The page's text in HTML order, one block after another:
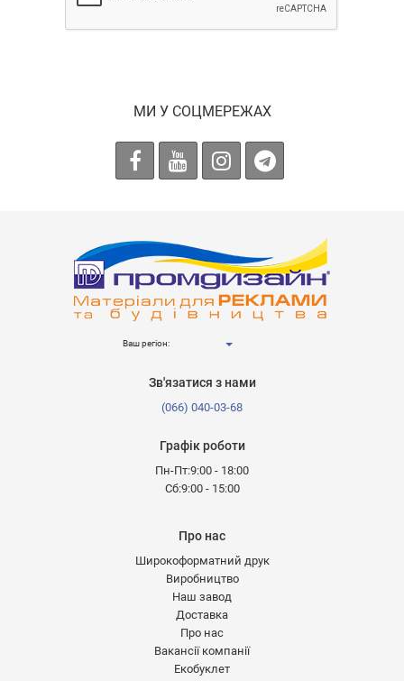
МИ У СОЦМЕРЕЖАХ
Ваш регіон:
Зв'язатися з нами
(066) 040-03-68
Графік роботи
Пн-Пт:9:00 - 18:00
Сб:9:00 - 15:00
Про нас
Широкоформатний друк
Виробництво
Наш завод
Доставка
Про нас
Вакансії компанії
Екобуклет